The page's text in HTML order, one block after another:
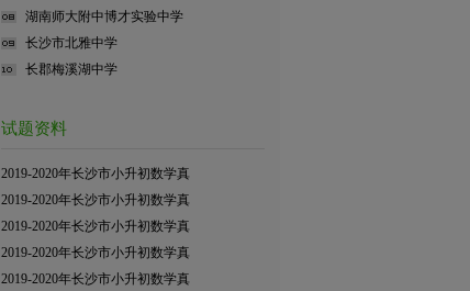
湖南师大附中博才实验中学
长沙市北雅中学
长郡梅溪湖中学
试题资料
2019-2020年长沙市小升初数学真
2019-2020年长沙市小升初数学真
2019-2020年长沙市小升初数学真
2019-2020年长沙市小升初数学真
2019-2020年长沙市小升初数学真